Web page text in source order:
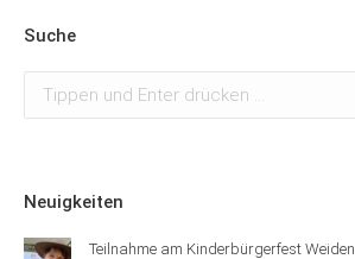
Suche
Neuigkeiten
Teilnahme am Kinderbürgerfest Weiden